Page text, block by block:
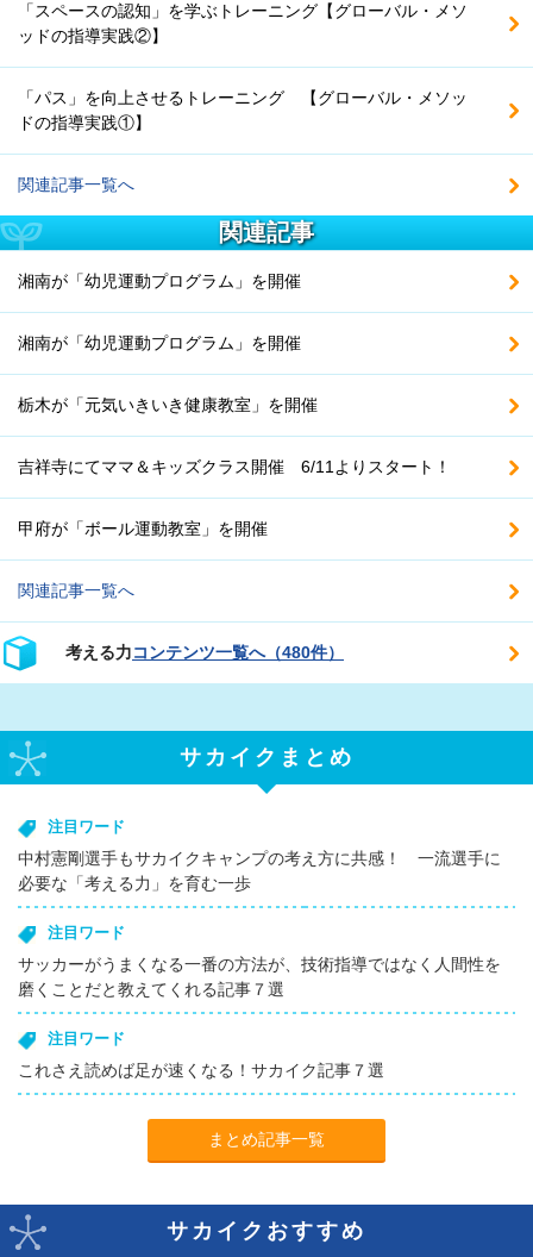
「スペースの認知」を学ぶトレーニング【グローバル・メソ
ッドの指導実践②】
「パス」を向上させるトレーニング 【グローバル・メソッ
ドの指導実践①】
関連記事一覧へ
関連記事
湘南が「幼児運動プログラム」を開催
湘南が「幼児運動プログラム」を開催
栃木が「元気いきいき健康教室」を開催
吉祥寺にてママ＆キッズクラス開催 6/11よりスタート！
甲府が「ボール運動教室」を開催
関連記事一覧へ
考える力コンテンツ一覧へ（480件）
サカイクまとめ
注目ワード
中村憲剛選手もサカイクキャンプの考え方に共感！ 一流選手に
必要な「考える力」を育む一歩
注目ワード
サッカーがうまくなる一番の方法が、技術指導ではなく人間性を
磨くことだと教えてくれる記事７選
注目ワード
これさえ読めば足が速くなる！サカイク記事７選
まとめ記事一覧
サカイクおすすめ